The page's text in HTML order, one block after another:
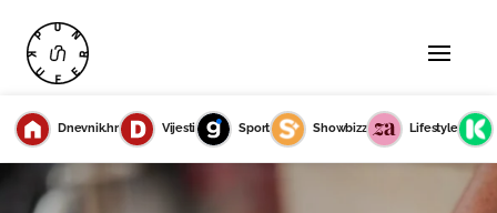
Dnevnik.hr Vijesti Sport Showbizz Lifestyle